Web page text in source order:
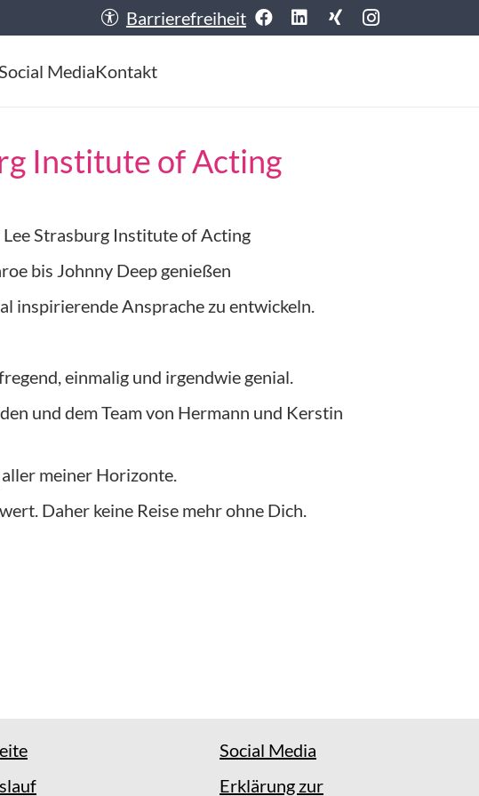
Barrierefreiheit
MediaKontakt
Institute of Acting
Strasburg Institute of Acting
bis Johnny Deep genießen
inspirierende Ansprache zu entwickeln.
einmalig und irgendwie genial.
und dem Team von Hermann und Kerstin
meiner Horizonte.
Daher keine Reise mehr ohne Dich.
Social Media
Erklärung zur